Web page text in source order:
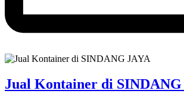
Jual Kontainer di SINDANG